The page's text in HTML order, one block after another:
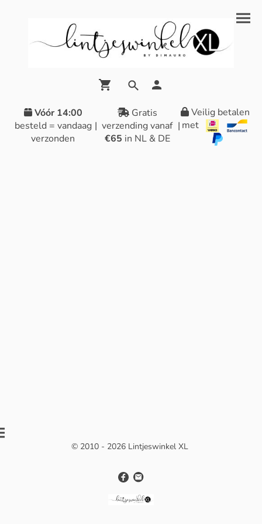
Vóór 14:00
besteld = vandaag
verzonden
|
Gratis
verzending vanaf
€65 in NL & DE
|
Veilig betalen
met
© 2010 - 2026 Lintjeswinkel XL